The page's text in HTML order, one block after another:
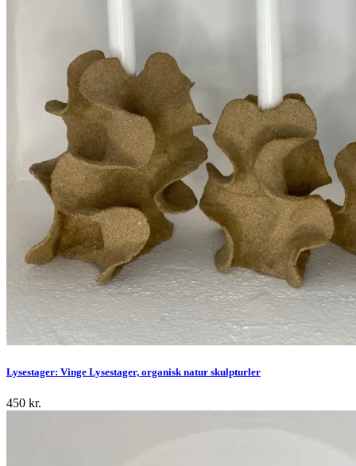
Lysestager: Vinge Lysestager, organisk natur skulpturler
450 kr.